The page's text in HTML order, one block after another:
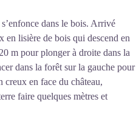
dans le bois. Arrivé
en lisière de bois qui descend en
m pour plonger à droite dans la
dans la forêt sur la gauche pour
creux en face du château,
faire quelques mètres et